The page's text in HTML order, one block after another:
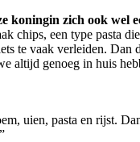
koningin zich ook wel
chips, een type pasta
te vaak verleiden.
altijd genoeg in huis
uien, pasta en rijst.